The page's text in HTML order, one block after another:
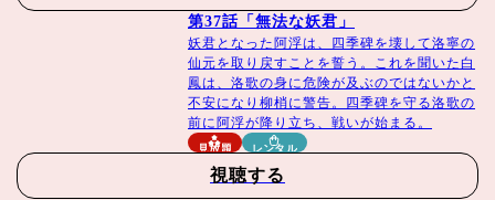
～」
ワン・ヨウシュオ「如意芳霏～夢紡ぐ恋の道～」「九
齢公主～隠された真実～」
ジョンホー・フイズー「奇星記之鮮衣怒馬少年時（原
題）」「プラチナの恋人たち」
スタッフ
第37話「無法な妖君」
妖君となった阿浮は、四季碑を壊して洛寧の
仙元を取り戻すことを誓う。これを聞いた白
鳳は、洛歌の身に危険が及ぶのではないかと
不安になり柳梢に警告。四季碑を守る洛歌の
前に阿浮が降り立ち、戦いが始まる。
見放題 レンタル
視聴する